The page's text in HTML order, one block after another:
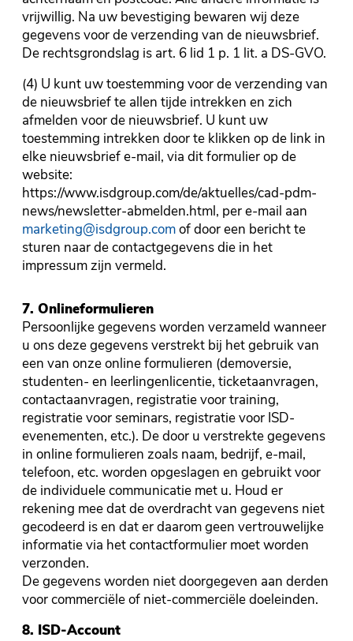
vrijwillig. Na uw bevestiging bewaren wij deze
gegevens voor de verzending van de nieuwsbrief.
De rechtsgrondslag is art. 6 lid 1 p. 1 lit. a DS-GVO.
(4) U kunt uw toestemming voor de verzending van
de nieuwsbrief te allen tijde intrekken en zich
afmelden voor de nieuwsbrief. U kunt uw
toestemming intrekken door te klikken op de link in
elke nieuwsbrief e-mail, via dit formulier op de
website:
https://www.isdgroup.com/de/aktuelles/cad-pdm-
news/newsletter-abmelden.html, per e-mail aan
marketing@isdgroup.comof door een bericht te
sturen naar de contactgegevens die in het
impressum zijn vermeld.
7. Onlineformulieren
Persoonlijke gegevens worden verzameld wanneer
u ons deze gegevens verstrekt bij het gebruik van
een van onze online formulieren (demoversie,
studenten- en leerlingenlicentie, ticketaanvragen,
contactaanvragen, registratie voor training,
registratie voor seminars, registratie voor ISD-
evenementen, etc.). De door u verstrekte gegevens
in online formulieren zoals naam, bedrijf, e-mail,
telefoon, etc. worden opgeslagen en gebruikt voor
de individuele communicatie met u. Houd er
rekening mee dat de overdracht van gegevens niet
gecodeerd is en dat er daarom geen vertrouwelijke
informatie via het contactformulier moet worden
verzonden.
De gegevens worden niet doorgegeven aan derden
voor commerciële of niet-commerciële doeleinden.
8. ISD-Account